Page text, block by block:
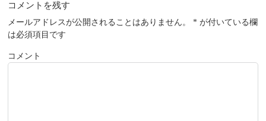
コメントを残す
メールアドレスが公開されることはありません。 * が付いている欄
は必須項目です
コメント